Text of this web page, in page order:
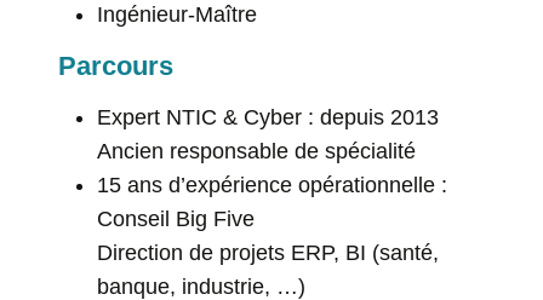
Ingénieur-Maître
Parcours
Expert NTIC & Cyber : depuis 2013
Ancien responsable de spécialité
15 ans d’expérience opérationnelle :
Conseil Big Five
Direction de projets ERP, BI (santé,
banque, industrie, …)